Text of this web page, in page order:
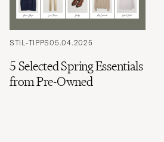
STIL-TIPPS05.04.2025
5 Selected Spring Essentials
from Pre-Owned